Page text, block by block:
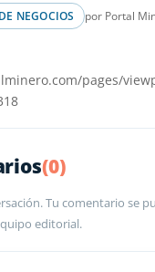
NEGOCIOS
por Portal
pages/
(0)
Tu comentario se
editorial.